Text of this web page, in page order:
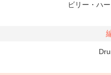
ビリー・ハ